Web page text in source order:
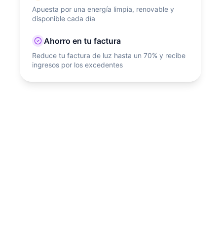
Apuesta por una energía limpia, renovable y
disponible cada día
Ahorro en tu factura
Reduce tu factura de luz hasta un 70% y recibe
ingresos por los excedentes